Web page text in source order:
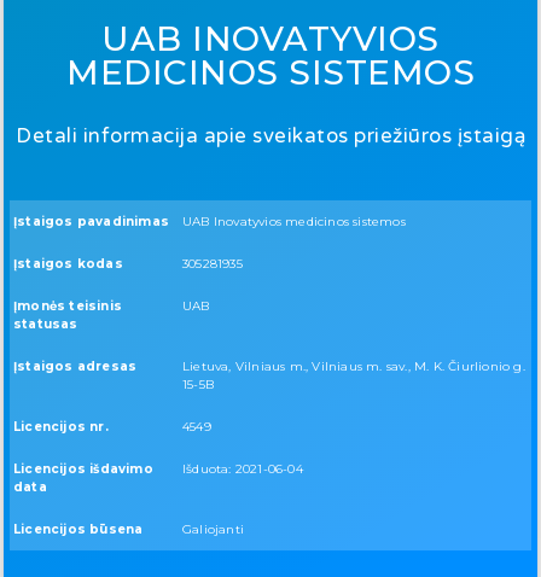
UAB INOVATYVIOS
MEDICINOS SISTEMOS
Detali informacija apie sveikatos priežiūros įstaigą
Įstaigos pavadinimas UAB Inovatyvios medicinos sistemos
Įstaigos kodas 305281935
Įmonės teisinis
statusas
UAB
Įstaigos adresas
Lietuva, Vilniaus m., Vilniaus m. sav., M. K. Čiurlionio g.
15-5B
Licencijos nr. 4549
Licencijos išdavimo
data
Išduota: 2021-06-04
Licencijos būsena Galiojanti